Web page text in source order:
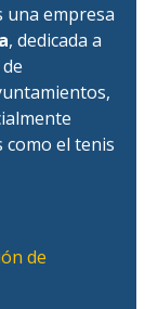
una empresa
, dedicada a
como el tenis
de